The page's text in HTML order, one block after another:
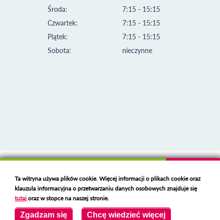
Środa:
Czwartek:
Piątek:
Sobota:
7:15 - 15:15
7:15 - 15:15
7:15 - 15:15
nieczynne
Deklaracja dostępności
Polski serwer RBLhttps://polspam.pl/
Copyright 2023 Urząd Miejski w Opolu Lubelskim
Created byVOBACOM Odnośnik otworzy się w nowym oknie
Ta witryna używa plików cookie. Więcej informacji o plikach cookie oraz
klauzula informacyjna o przetwarzaniu danych osobowych znajduje się
tutajoraz w stopce na naszej stronie.
Zgadzam się Chcę wiedzieć więcej